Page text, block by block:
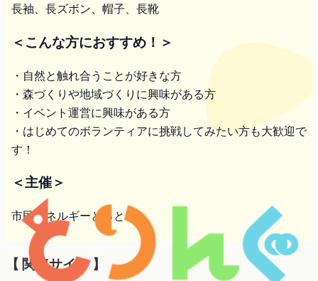
長袖、長ズボン、帽子、長靴
＜こんな方におすすめ！＞
・自然と触れ合うことが好きな方
・森づくりや地域づくりに興味がある方
・イベント運営に興味がある方
・はじめてのボランティアに挑戦してみたい方も大歓迎で
す！
＜主催＞
市民エネルギーとっとり
【 関連サイト 】